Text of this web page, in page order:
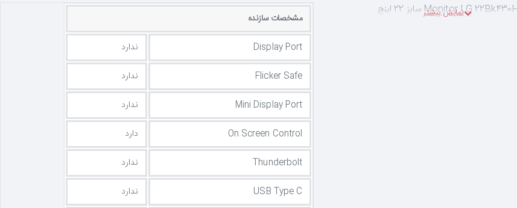
مشخصات سازنده
Display Port
ندارد
Flicker Safe
ندارد
Mini Display Port
ندارد
On Screen Control
دارد
Thunderbolt
ندارد
USB Type C
ندارد